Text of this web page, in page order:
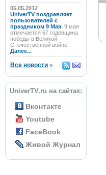
05.05.2012
UniverTV поздравляет
пользователей с
праздником 9 Мая 9 мая
отмечается 67 годовщина
победы в Великой
Отечественной войне.
Далее...
Все новости »
UniverTV.ru на сайтах:
Вконтакте
Youtube
FaceBook
Живой Журнал